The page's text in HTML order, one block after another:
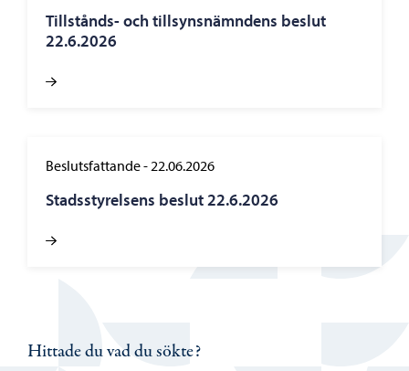
Tillstånds- och tillsynsnämndens beslut
22.6.2026
Beslutsfattande-22.06.2026
Stadsstyrelsens beslut 22.6.2026
Hittade du vad du sökte?